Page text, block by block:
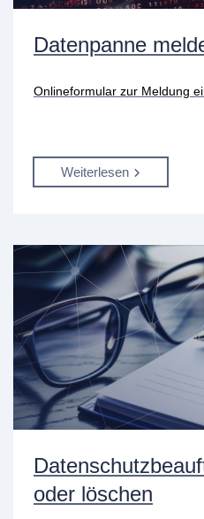
Datenpanne
Onlineformular zur Meldung
Weiterlesen
oder löschen